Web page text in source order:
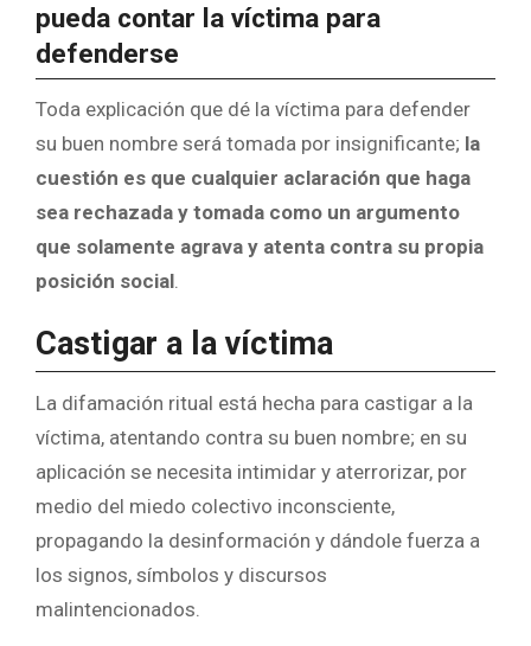
pueda contar la víctima para
defenderse
Toda explicación que dé la víctima para defender
su buen nombre será tomada por insignificante; la
cuestión es que cualquier aclaración que haga
sea rechazada y tomada como un argumento
que solamente agrava y atenta contra su propia
posición social.
Castigar a la víctima
La difamación ritual está hecha para castigar a la
víctima, atentando contra su buen nombre; en su
aplicación se necesita intimidar y aterrorizar, por
medio del miedo colectivo inconsciente,
propagando la desinformación y dándole fuerza a
los signos, símbolos y discursos
malintencionados.